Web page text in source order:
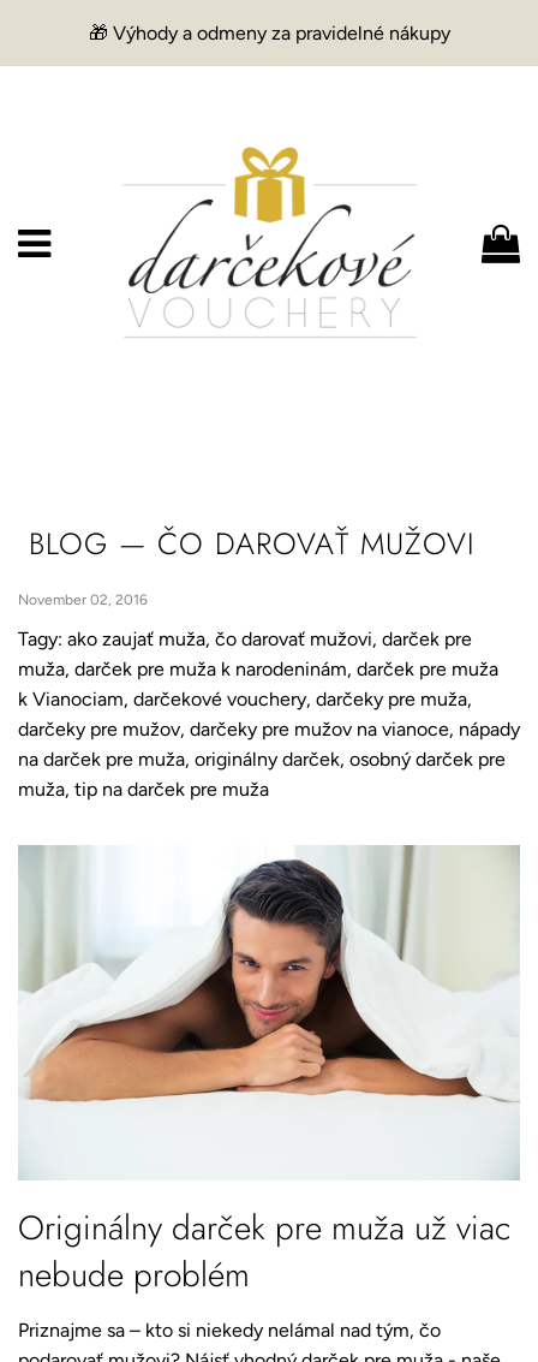
🎁 Výhody a odmeny za pravidelné nákupy
Menu
BLOG — ČO DAROVAŤ MUŽOVI
November 02, 2016
Tagy: ako zaujať muža, čo darovať mužovi, darček pre
muža, darček pre muža k narodeninám, darček pre muža
k Vianociam, darčekové vouchery, darčeky pre muža,
darčeky pre mužov, darčeky pre mužov na vianoce, nápady
na darček pre muža, originálny darček, osobný darček pre
muža, tip na darček pre muža
Originálny darček pre muža už viac
nebude problém
Priznajme sa – kto si niekedy nelámal nad tým, čo